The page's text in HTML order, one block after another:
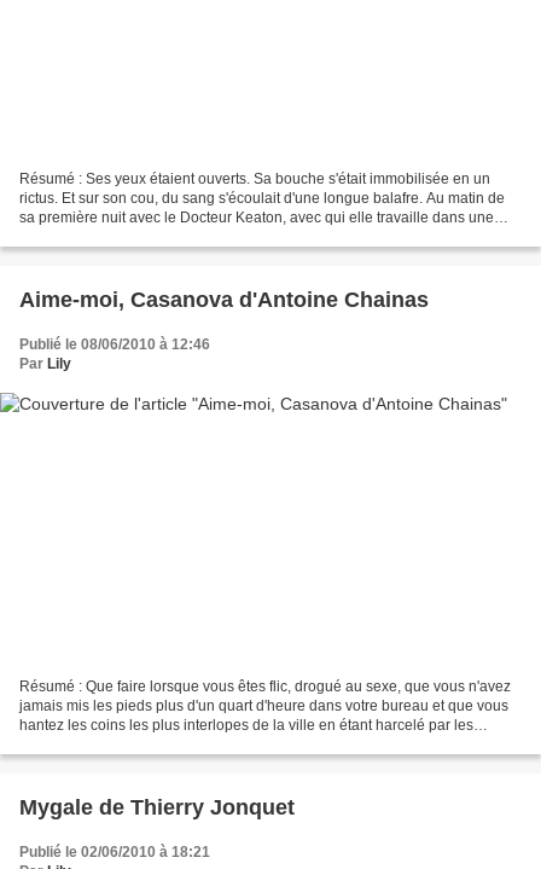
Résumé : Ses yeux étaient ouverts. Sa bouche s'était immobilisée en un
rictus. Et sur son cou, du sang s'écoulait d'une longue balafre. Au matin de
sa première nuit avec le Docteur Keaton, avec qui elle travaille dans une
Aime-moi, Casanova d'Antoine Chainas
Publié le 08/06/2010 à 12:46
Par Lily
Résumé : Que faire lorsque vous êtes flic, drogué au sexe, que vous n'avez
jamais mis les pieds plus d'un quart d'heure dans votre bureau et que vous
hantez les coins les plus interlopes de la ville en étant harcelé par les
Mygale de Thierry Jonquet
Publié le 02/06/2010 à 18:21